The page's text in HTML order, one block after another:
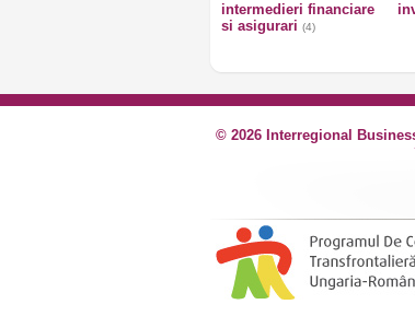
intermedieri financiare
si asigurari (4)
© 2026 Interregional